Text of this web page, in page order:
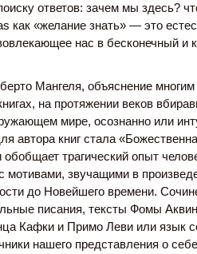
ответов: зачем мы здесь?
как «желание знать» — это
нас в бесконечный и
Мангеля, объяснение
на протяжении веков
мире, осознанно или
автора книг стала
трагический опыт
мотивами, звучащими в
до Новейшего времени.
писания, тексты Фомы
Кафки и Примо Леви или язык
нашего представления о